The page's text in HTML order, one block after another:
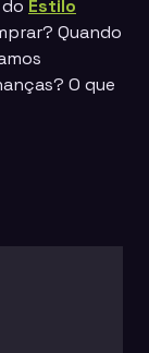
Estilo
Quando
O que